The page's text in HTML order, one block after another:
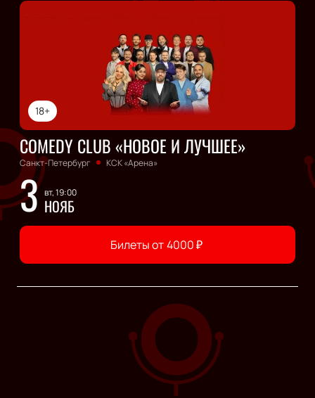
18+
COMEDY CLUB «НОВОЕ И ЛУЧШЕЕ»
Санкт-Петербург КСК «Арена»
3 вт, 19:00
НОЯБ
Билеты от 4000₽